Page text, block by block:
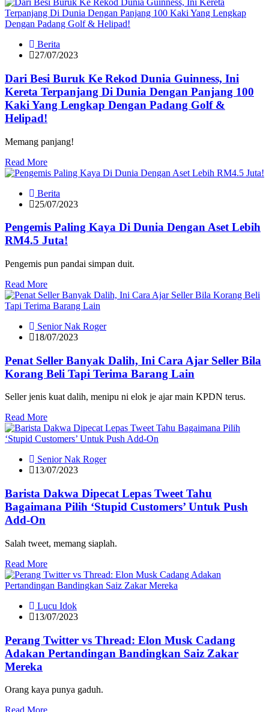
Berita
27/07/2023
Dari Besi Buruk Ke Rekod Dunia Guinness, Ini
Kereta Terpanjang Di Dunia Dengan Panjang 100
Kaki Yang Lengkap Dengan Padang Golf &
Helipad!
Memang panjang!
Read More
Berita
25/07/2023
Pengemis Paling Kaya Di Dunia Dengan Aset Lebih
RM4.5 Juta!
Pengemis pun pandai simpan duit.
Read More
Senior Nak Roger
18/07/2023
Penat Seller Banyak Dalih, Ini Cara Ajar Seller Bila
Korang Beli Tapi Terima Barang Lain
Seller jenis kuat dalih, menipu ni elok je ajar main KPDN terus.
Read More
Senior Nak Roger
13/07/2023
Barista Dakwa Dipecat Lepas Tweet Tahu
Bagaimana Pilih ‘Stupid Customers’ Untuk Push
Add-On
Salah tweet, memang siaplah.
Read More
Lucu Idok
13/07/2023
Perang Twitter vs Thread: Elon Musk Cadang
Adakan Pertandingan Bandingkan Saiz Zakar
Mereka
Orang kaya punya gaduh.